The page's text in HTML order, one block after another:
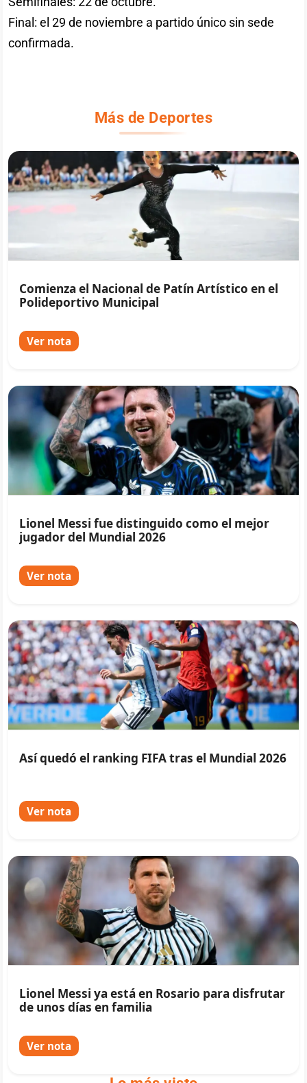
Final: el 29 de noviembre a partido único sin sede
confirmada.
Más de Deportes
Comienza el Nacional de Patín Artístico en el
Polideportivo Municipal
Ver nota
Lionel Messi fue distinguido como el mejor
jugador del Mundial 2026
Ver nota
Así quedó el ranking FIFA tras el Mundial 2026
Ver nota
Lionel Messi ya está en Rosario para disfrutar
de unos días en familia
Ver nota